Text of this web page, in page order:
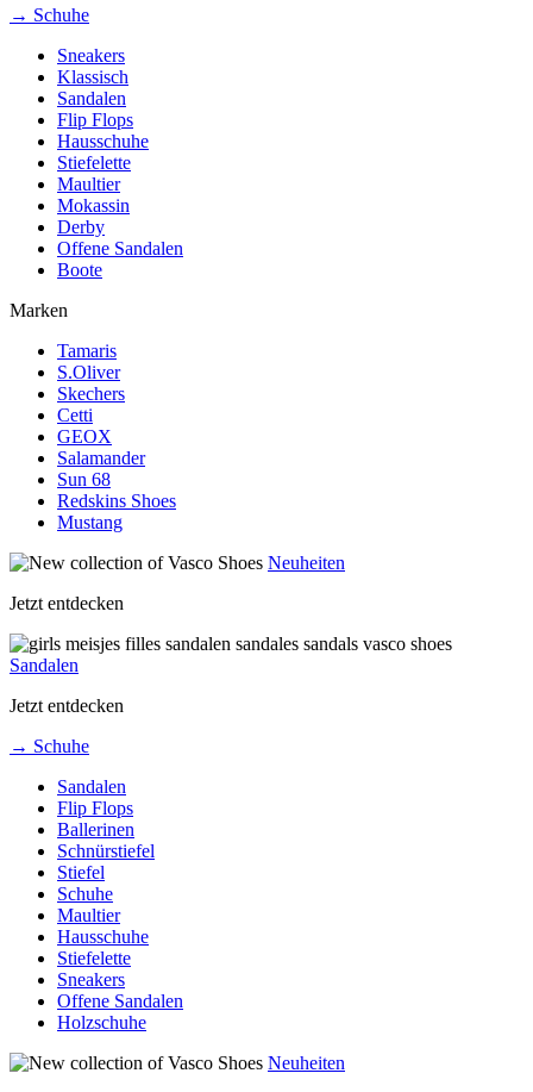
→ Schuhe
Sneakers
Klassisch
Sandalen
Flip Flops
Hausschuhe
Stiefelette
Maultier
Mokassin
Derby
Offene Sandalen
Boote
Marken
Tamaris
S.Oliver
Skechers
Cetti
GEOX
Salamander
Sun 68
Redskins Shoes
Mustang
Neuheiten
Jetzt entdecken
Sandalen
Jetzt entdecken
→ Schuhe
Sandalen
Flip Flops
Ballerinen
Schnürstiefel
Stiefel
Schuhe
Maultier
Hausschuhe
Stiefelette
Sneakers
Offene Sandalen
Holzschuhe
Neuheiten